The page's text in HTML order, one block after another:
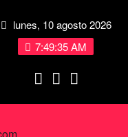
lunes, 10 agosto 2026
7:49:36 AM